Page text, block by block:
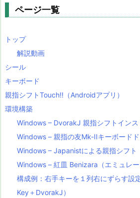
ページ一覧
トップ
解説動画
シール
キーボード
親指シフトTouch!!（Androidアプリ）
環境構築
Windows – DvorakJ 親指シフトインス
Windows – 親指の友Mk-IIキーボード
Windows – Japanistによる親指シフト
Windows – 紅皿 Benizara（エミュレー
構成例：右手キーを１列右にずらす設
Key＋DvorakJ）